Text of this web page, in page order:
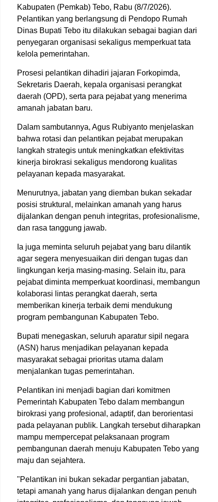
Kabupaten (Pemkab) Tebo, Rabu (8/7/2026).
Pelantikan yang berlangsung di Pendopo Rumah
Dinas Bupati Tebo itu dilakukan sebagai bagian dari
penyegaran organisasi sekaligus memperkuat tata
kelola pemerintahan.
Prosesi pelantikan dihadiri jajaran Forkopimda,
Sekretaris Daerah, kepala organisasi perangkat
daerah (OPD), serta para pejabat yang menerima
amanah jabatan baru.
Dalam sambutannya, Agus Rubiyanto menjelaskan
bahwa rotasi dan pelantikan pejabat merupakan
langkah strategis untuk meningkatkan efektivitas
kinerja birokrasi sekaligus mendorong kualitas
pelayanan kepada masyarakat.
Menurutnya, jabatan yang diemban bukan sekadar
posisi struktural, melainkan amanah yang harus
dijalankan dengan penuh integritas, profesionalisme,
dan rasa tanggung jawab.
Ia juga meminta seluruh pejabat yang baru dilantik
agar segera menyesuaikan diri dengan tugas dan
lingkungan kerja masing-masing. Selain itu, para
pejabat diminta memperkuat koordinasi, membangun
kolaborasi lintas perangkat daerah, serta
memberikan kinerja terbaik demi mendukung
program pembangunan Kabupaten Tebo.
Bupati menegaskan, seluruh aparatur sipil negara
(ASN) harus menjadikan pelayanan kepada
masyarakat sebagai prioritas utama dalam
menjalankan tugas pemerintahan.
Pelantikan ini menjadi bagian dari komitmen
Pemerintah Kabupaten Tebo dalam membangun
birokrasi yang profesional, adaptif, dan berorientasi
pada pelayanan publik. Langkah tersebut diharapkan
mampu mempercepat pelaksanaan program
pembangunan daerah menuju Kabupaten Tebo yang
maju dan sejahtera.
"Pelantikan ini bukan sekadar pergantian jabatan,
tetapi amanah yang harus dijalankan dengan penuh